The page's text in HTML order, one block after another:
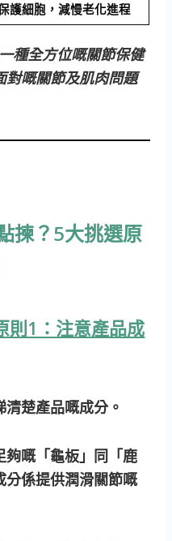
護細胞，減慢老化進程
種全方位嘅關節保健
對嘅關節及肌肉問題
揀？5大挑選原
則1：注意產品成
楚產品嘅成分。
夠嘅「龜板」同「鹿
分係提供潤滑關節嘅